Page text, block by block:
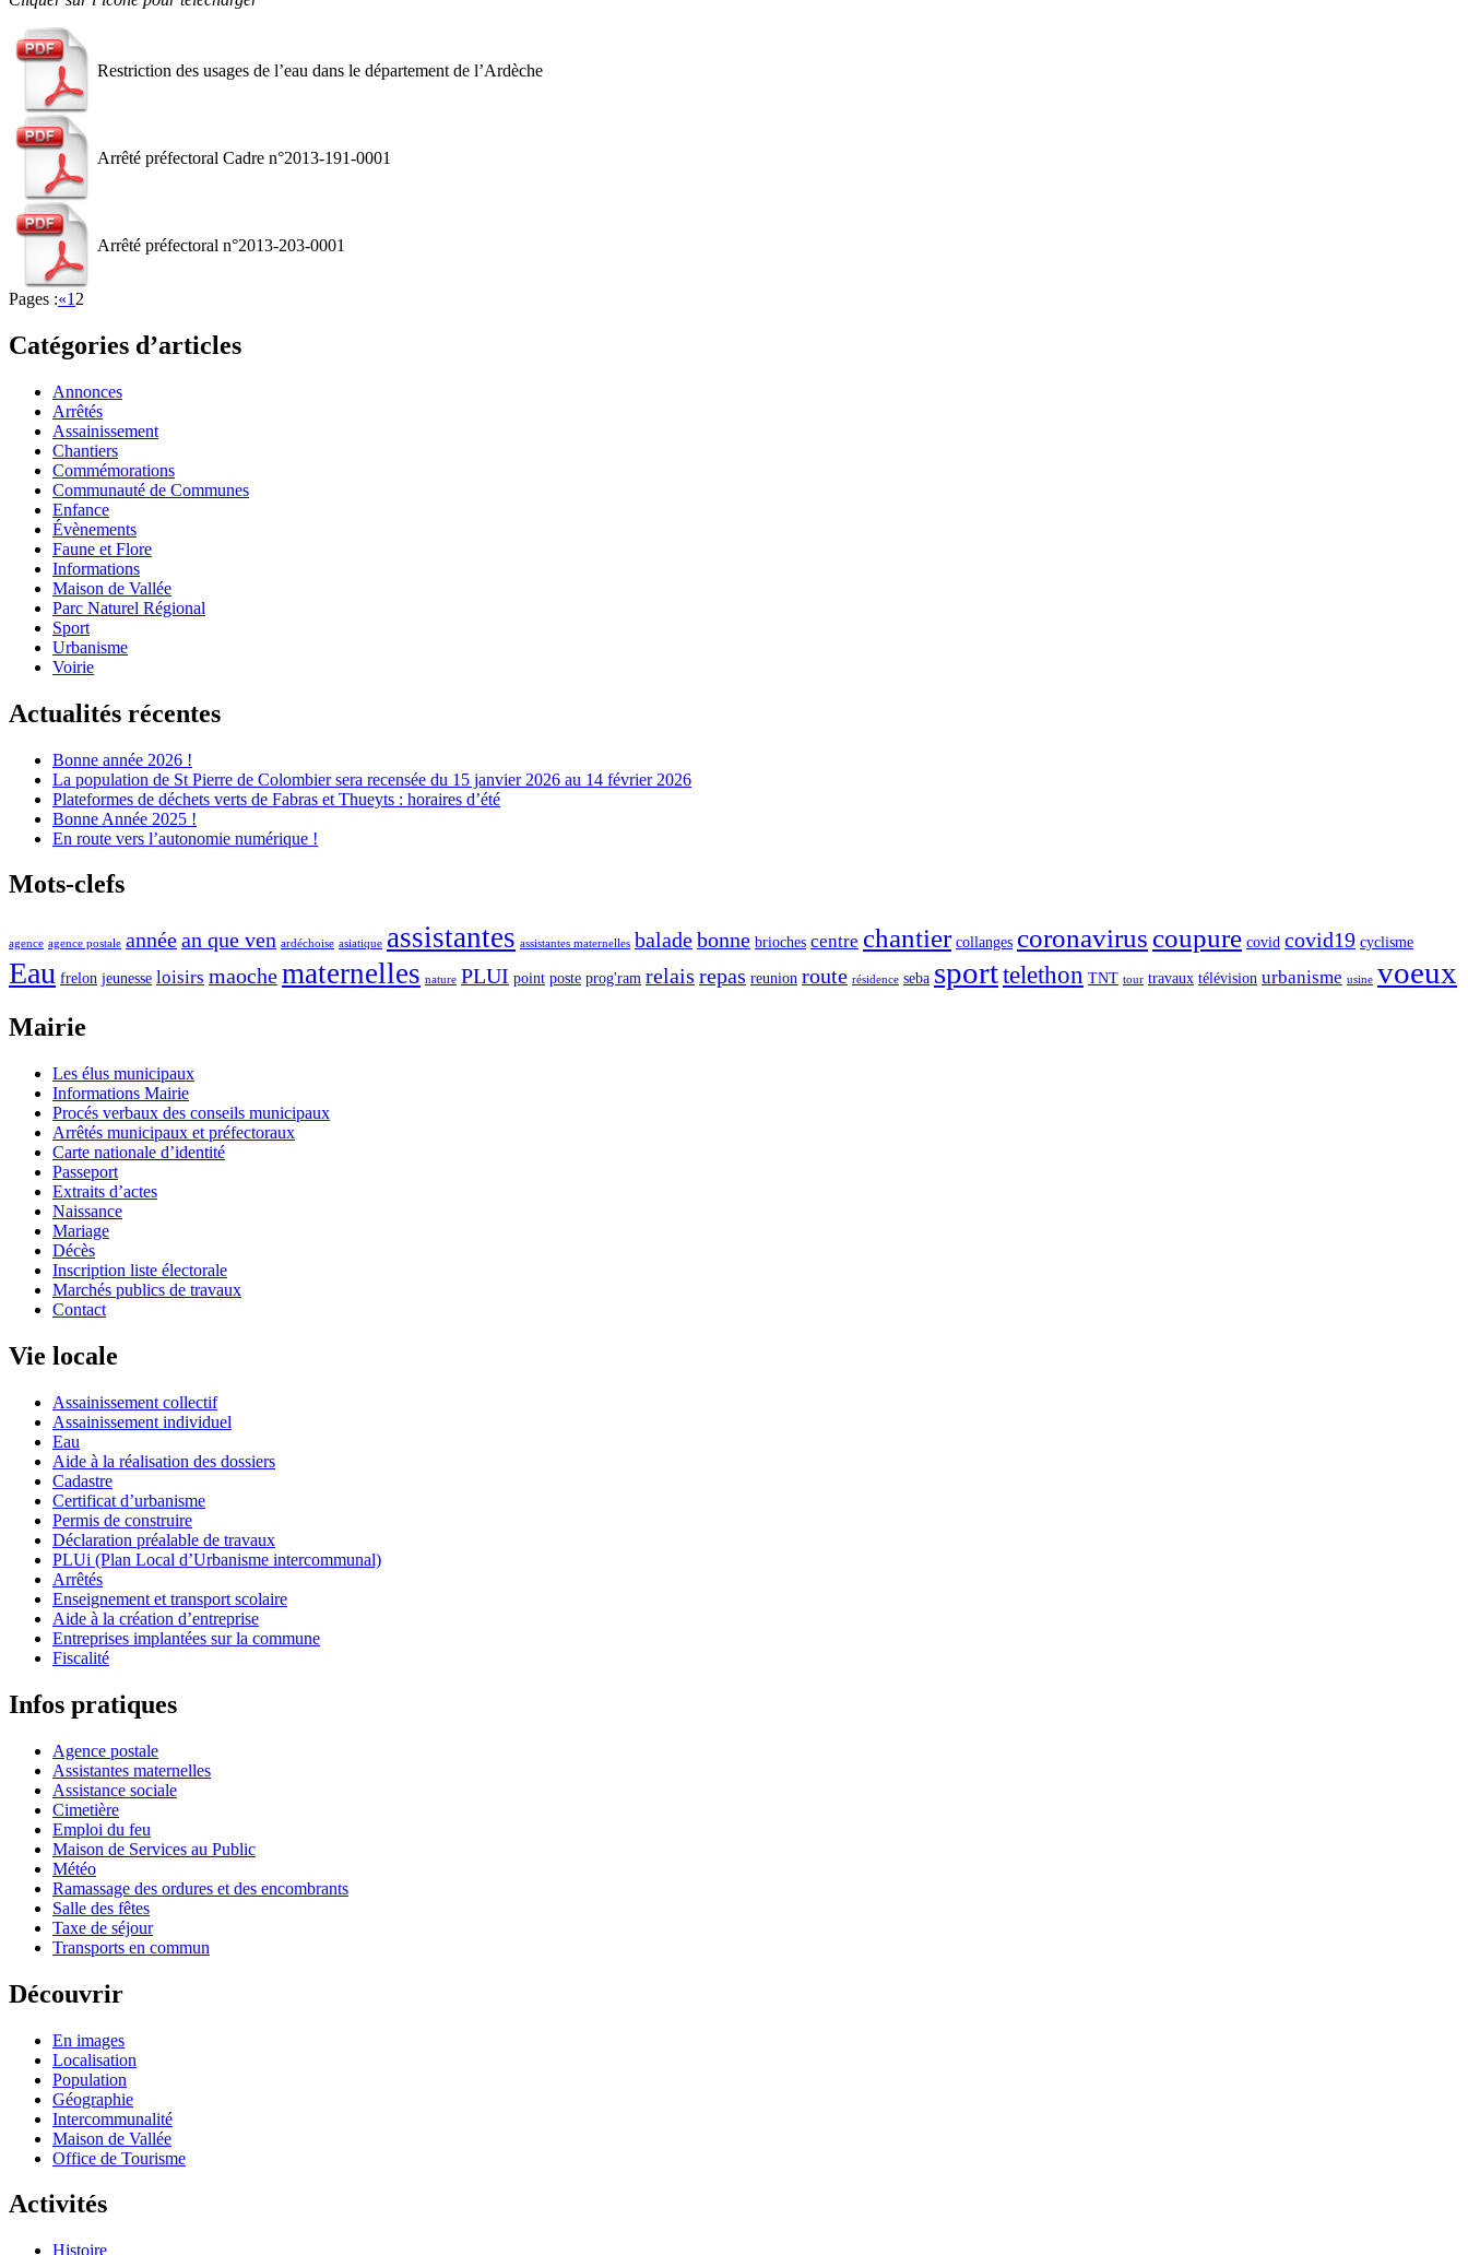
Restriction des usages de l’eau dans le département de l’Ardèche
Arrêté préfectoral Cadre n°2013-191-0001
Arrêté préfectoral n°2013-203-0001
Pages :«1 2
Catégories d’articles
Annonces
Arrêtés
Assainissement
Chantiers
Commémorations
Communauté de Communes
Enfance
Évènements
Faune et Flore
Informations
Maison de Vallée
Parc Naturel Régional
Sport
Urbanisme
Voirie
Actualités récentes
Bonne année 2026 !
La population de St Pierre de Colombier sera recensée du 15 janvier 2026 au 14 février 2026
Plateformes de déchets verts de Fabras et Thueyts : horaires d’été
Bonne Année 2025 !
En route vers l’autonomie numérique !
Mots-clefs
agence agence postale annéean que ven ardéchoise asiatique assistantes assistantes maternelles baladebonne brioches centre chantier collanges coronavirus coupure covid covid19 cyclisme
Eau frelon jeunesse loisirs maochematernelles nature PLUI point poste prog'ram relais repas reunion route résidence seba sporttelethon TNT tour travaux télévision urbanisme usine voeux
Mairie
Les élus municipaux
Informations Mairie
Procés verbaux des conseils municipaux
Arrêtés municipaux et préfectoraux
Carte nationale d’identité
Passeport
Extraits d’actes
Naissance
Mariage
Décès
Inscription liste électorale
Marchés publics de travaux
Contact
Vie locale
Assainissement collectif
Assainissement individuel
Eau
Aide à la réalisation des dossiers
Cadastre
Certificat d’urbanisme
Permis de construire
Déclaration préalable de travaux
PLUi (Plan Local d’Urbanisme intercommunal)
Arrêtés
Enseignement et transport scolaire
Aide à la création d’entreprise
Entreprises implantées sur la commune
Fiscalité
Infos pratiques
Agence postale
Assistantes maternelles
Assistance sociale
Cimetière
Emploi du feu
Maison de Services au Public
Météo
Ramassage des ordures et des encombrants
Salle des fêtes
Taxe de séjour
Transports en commun
Découvrir
En images
Localisation
Population
Géographie
Intercommunalité
Maison de Vallée
Office de Tourisme
Activités
Histoire